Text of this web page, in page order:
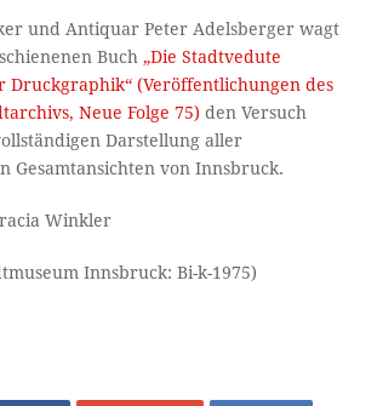
und Antiquar Peter Adelsberger wagt
Buch „Die Stadtvedute
Druckgraphik“ (Veröffentlichungen des
Neue Folge 75)den Versuch
Darstellung aller
Gesamtansichten von Innsbruck.
Winkler
Innsbruck: Bi-k-1975)